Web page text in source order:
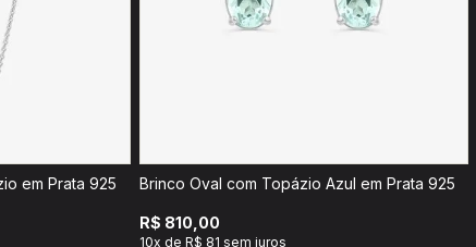
em Prata 925 Brinco Oval com Topázio Azul em Prata 925
R$ 810,00
10x de R$ 81 sem juros